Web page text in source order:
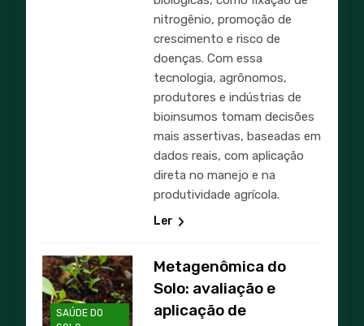
nitrogênio, promoção de
crescimento e risco de
doenças. Com essa
tecnologia, agrônomos,
produtores e indústrias de
bioinsumos tomam decisões
mais assertivas, baseadas em
dados reais, com aplicação
direta no manejo e na
produtividade agrícola.
Ler
SAÚDE DO
Metagenômica do
Solo: avaliação e
aplicação de